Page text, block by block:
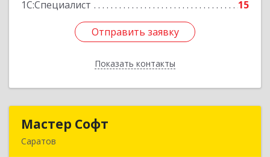
1С:Специалист 15
Отправить заявку
Показать контакты
Отправить заявку
Назад
Мастер Софт
Саратов